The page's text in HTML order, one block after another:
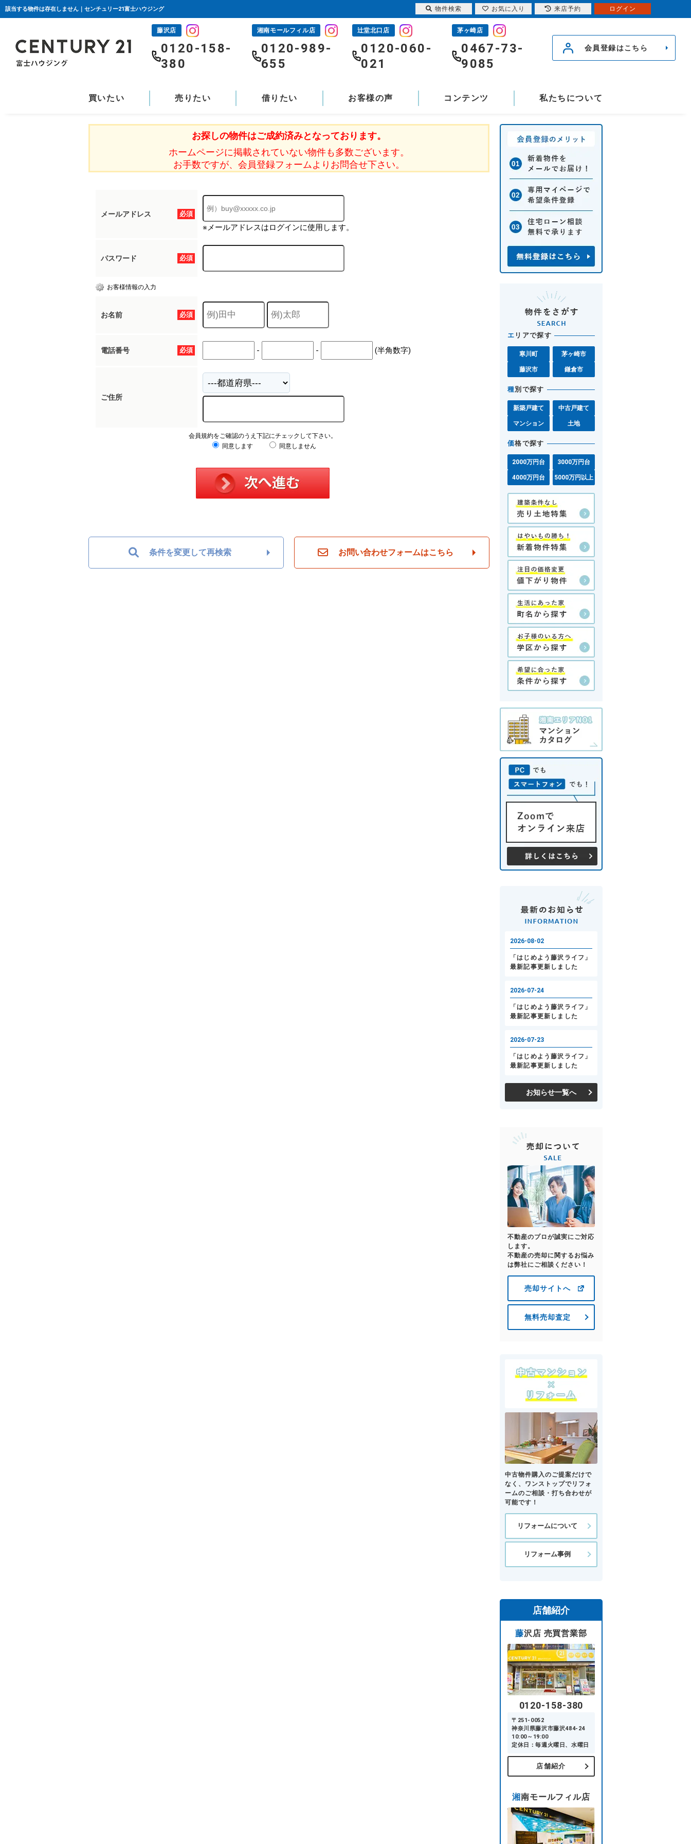
該当する物件は存在しません｜センチュリー21富士ハウジング
藤沢店
0120-158-
380
湘南モールフィル店
0120-989-
655
辻堂北口店
0120-060-
021
茅ヶ崎店
0467-73-
9085
会員登録はこちら
買いたい 売りたい 借りたい お客様の声 コンテンツ 私たちについて
お探しの物件はご成約済みとなっております。
ホームページに掲載されていない物件も多数ございます。
お手数ですが、会員登録フォームよりお問合せ下さい。
必須
メールアドレス
※メールアドレスはログインに使用します。
必須
パスワード
お客様情報の入力
必須
お名前
必須
電話番号 - - (半角数字)
ご住所
会員規約をご確認のうえ下記にチェックして下さい。
同意します
同意しません
条件を変更して再検索 お問い合わせフォームはこちら
エ リアで探す
寒川町 茅ヶ崎市
藤沢市 鎌倉市
種別で探す
新築戸建て 中古戸建て
マンション 土地
価格で探す
2000万円台 3000万円台
4000万円台 5000万円以上
お知らせ一覧へ
不動産のプロが誠実にご対応
します。
不動産の売却に関するお悩み
は弊社にご相談ください！
売却サイトへ
無料売却査定
中古物件購入のご提案だけで
なく、ワンストップでリフォ
ームのご相談・打ち合わせが
可能です！
リフォームについて
リフォーム事例
店舗紹介
藤沢店 売買営業部
0120-158-380
〒251-0052
神奈川県藤沢市藤沢484-24
10:00～19:00
定休日：毎週火曜日、水曜日
店舗紹介
湘南モールフィル店
物件検索 お気に入り 来店予約 ログイン